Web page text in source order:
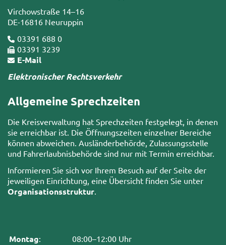
Virchowstraße 14–16
DE-16816 Neuruppin
03391 688 0
03391 3239
E-Mail
Elektronischer Rechtsverkehr
Allgemeine Sprechzeiten
Die Kreisverwaltung hat Sprechzeiten festgelegt, in denen
sie erreichbar ist. Die Öffnungszeiten einzelner Bereiche
können abweichen. Ausländerbehörde, Zulassungsstelle
und Fahrerlaubnisbehörde sind nur mit Termin erreichbar.
Informieren Sie sich vor Ihrem Besuch auf der Seite der
jeweiligen Einrichtung, eine Übersicht finden Sie unter
Organisationsstruktur.
Montag: 08:00–12:00 Uhr